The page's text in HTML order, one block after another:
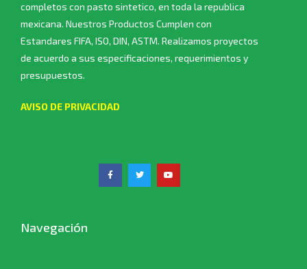
completos con pasto sintetico, en toda la republica
mexicana. Nuestros Productos Cumplen con
Estandares FIFA, ISO, DIN, ASTM. Realizamos proyectos
de acuerdo a sus especificaciones, requerimientos y
presupuestos.
AVISO DE PRIVACIDAD
Navegación